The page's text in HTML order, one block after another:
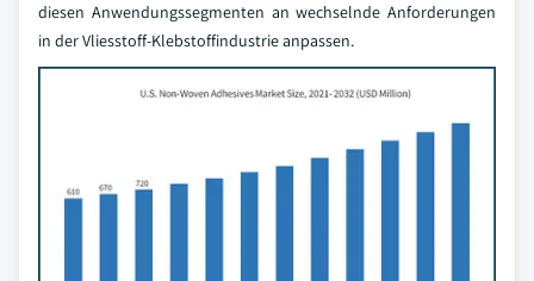
diesen Anwendungssegmenten an wechselnde Anforderungen
in der Vliesstoff-Klebstoffindustrie anpassen.